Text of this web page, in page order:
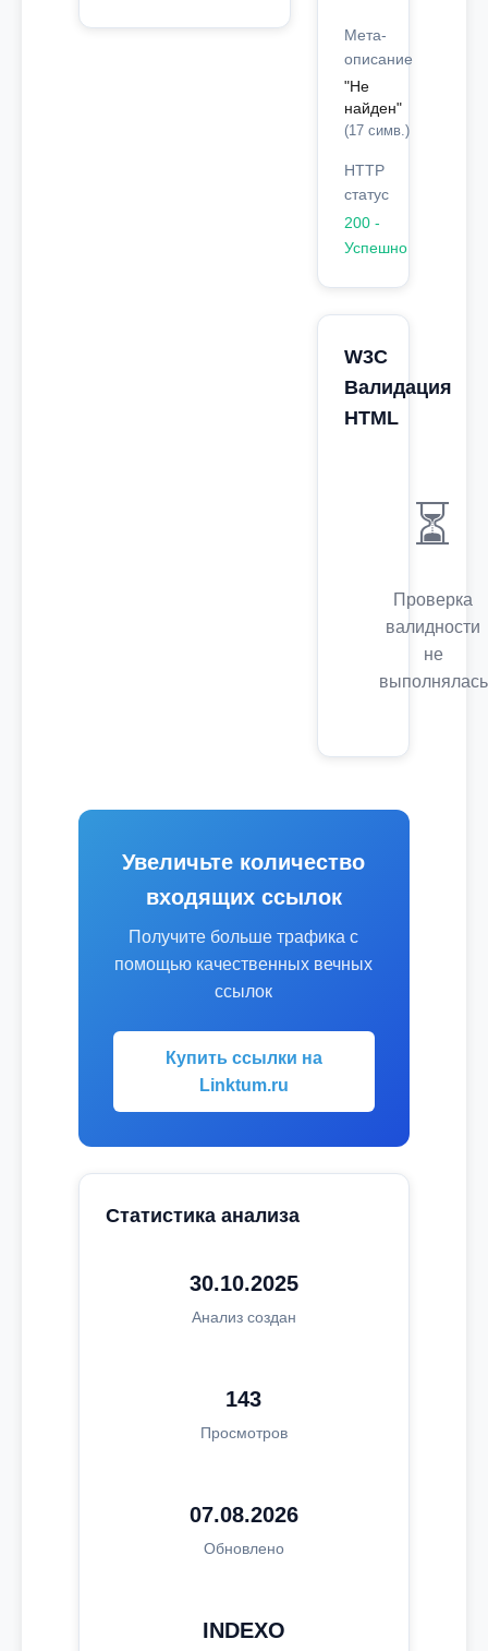
Мета-
описание
"Не
найден"
(17 симв.)
HTTP
статус
200 -
Успешно
W3C
Валидация
HTML
⏳
Проверка
валидности
не
выполнялась
Увеличьте количество
входящих ссылок
Получите больше трафика с
помощью качественных вечных
ссылок
Купить ссылки на
Linktum.ru
Статистика анализа
30.10.2025
Анализ создан
143
Просмотров
07.08.2026
Обновлено
INDEXO